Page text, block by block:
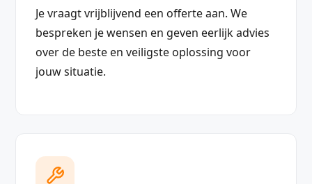
Je vraagt vrijblijvend een offerte aan. We
bespreken je wensen en geven eerlijk advies
over de beste en veiligste oplossing voor
jouw situatie.